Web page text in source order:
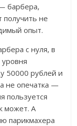
барбера,
получить не
опыт.
с нуля, в
50000 рублей и
не опечатка —
пользуется
может. А
парикмахера